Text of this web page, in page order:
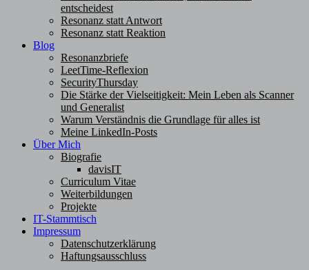
entscheidest
Resonanz statt Antwort
Resonanz statt Reaktion
Blog
Resonanzbriefe
LeetTime-Reflexion
SecurityThursday
Die Stärke der Vielseitigkeit: Mein Leben als Scanner
und Generalist
Warum Verständnis die Grundlage für alles ist
Meine LinkedIn-Posts
Über Mich
Biografie
davisIT
Curriculum Vitae
Weiterbildungen
Projekte
IT-Stammtisch
Impressum
Datenschutzerklärung
Haftungsausschluss